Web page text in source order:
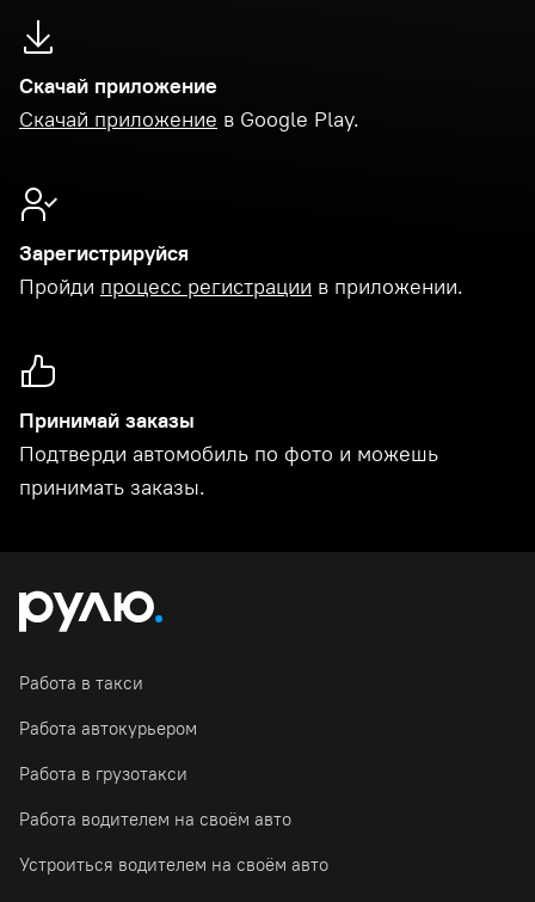
Скачай приложение
Скачай приложение в Google Play.
Зарегистрируйся
Пройди процесс регистрации в приложении.
Принимай заказы
Подтверди автомобиль по фото и можешь
принимать заказы.
Работа в такси
Работа автокурьером
Работа в грузотакси
Работа водителем на своём авто
Устроиться водителем на своём авто